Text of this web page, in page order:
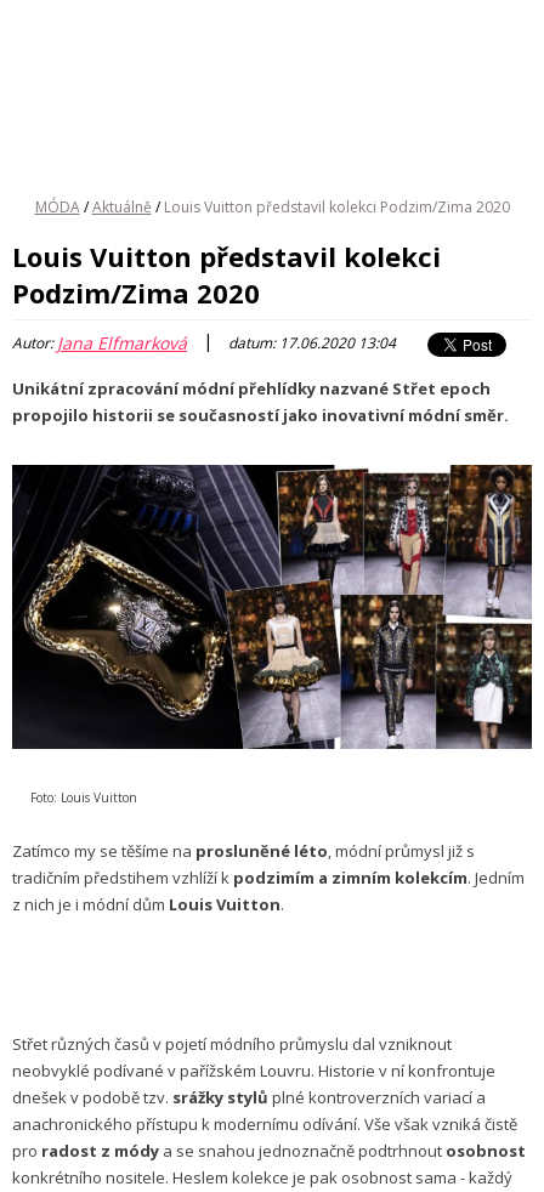
MÓDA / Aktuálně / Louis Vuitton představil kolekci Podzim/Zima 2020
Louis Vuitton představil kolekci
Podzim/Zima 2020
Autor:Jana Elfmarková | datum: 17.06.2020 13:04
Unikátní zpracování módní přehlídky nazvané Střet epoch
propojilo historii se současností jako inovativní módní směr.
Foto: Louis Vuitton
Zatímco my se těšíme na prosluněné léto, módní průmysl již s
tradičním předstihem vzhlíží k podzimím a zimním kolekcím. Jedním
z nich je i módní dům Louis Vuitton.
Střet různých časů v pojetí módního průmyslu dal vzniknout
neobvyklé podívané v pařížském Louvru. Historie v ní konfrontuje
dnešek v podobě tzv. srážky stylů plné kontroverzních variací a
anachronického přístupu k modernímu odívání. Vše však vzniká čistě
pro radost z módy a se snahou jednoznačně podtrhnout osobnost
konkrétního nositele. Heslem kolekce je pak osobnost sama - každý